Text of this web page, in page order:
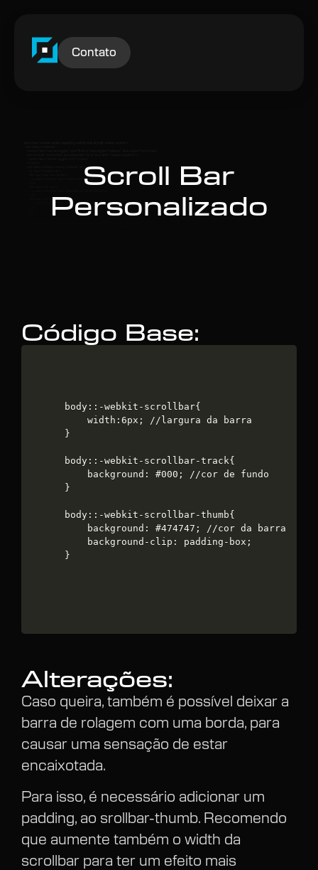
Contato
Scroll Bar
Personalizado
Código Base:
body::-webkit-scrollbar{
}
body::-webkit-scrollbar-track{
}
body::-webkit-scrollbar-thumb{
}
Alterações:
Caso queira, também é possível deixar a
barra de rolagem com uma borda, para
causar uma sensação de estar
encaixotada.
Para isso, é necessário adicionar um
padding, ao srollbar-thumb. Recomendo
que aumente também o width da
scrollbar para ter um efeito mais